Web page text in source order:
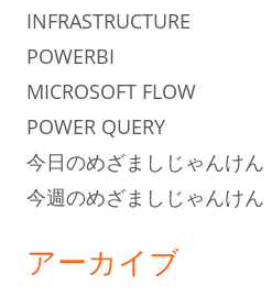
INFRASTRUCTURE
POWERBI
MICROSOFT FLOW
POWER QUERY
今日のめざましじゃんけん
今週のめざましじゃんけん
アーカイブ